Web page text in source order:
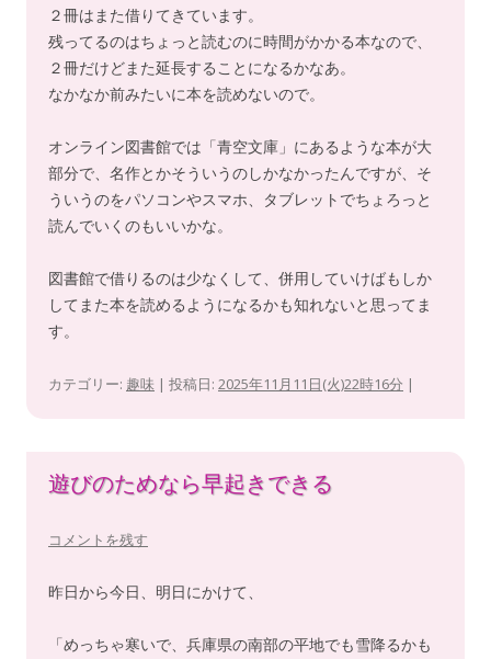
２冊はまた借りてきています。
残ってるのはちょっと読むのに時間がかかる本なので、
２冊だけどまた延長することになるかなあ。
なかなか前みたいに本を読めないので。
オンライン図書館では「青空文庫」にあるような本が大
部分で、名作とかそういうのしかなかったんですが、そ
ういうのをパソコンやスマホ、タブレットでちょろっと
読んでいくのもいいかな。
図書館で借りるのは少なくして、併用していけばもしか
してまた本を読めるようになるかも知れないと思ってま
す。
カテゴリー: 趣味 | 投稿日: 2025年11月11日(火)22時16分 |
遊びのためなら早起きできる
コメントを残す
昨日から今日、明日にかけて、
「めっちゃ寒いで、兵庫県の南部の平地でも雪降るかも